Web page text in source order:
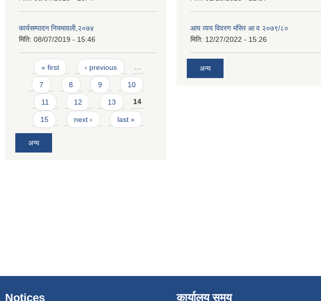
कार्यसम्पादन नियमावली,२०७४
मिति: 08/07/2019 - 15:46
Pages
« first ‹ previous …
7 8 9 10
11 12 13 14
15 next › last »
अन्य
आय व्यय विवरण मंसिर आ व २०७९/८०
मिति: 12/27/2022 - 15:26
अन्य
Notices कार्यालय समय